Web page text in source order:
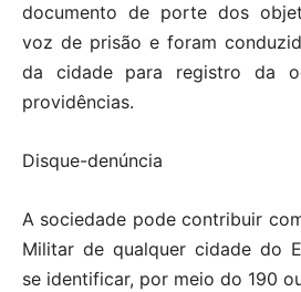
documento de porte dos
voz de prisão e foram
da cidade para registro da
providências.
Disque-denúncia
A sociedade pode contribuir
Militar de qualquer cidade do
se identificar, por meio do 190